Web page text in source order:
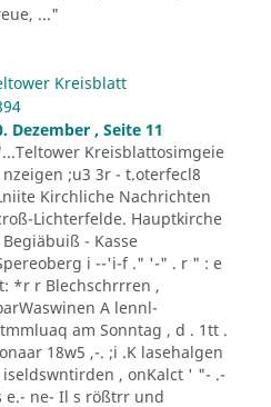
..."
Kreisblatt
Dezember , Seite 11
Kreisblattosimgeie
nzeigen ;u3 3r - t.oterfecl8
Kirchliche Nachrichten
Lichterfelde. Hauptkirche
Begiäbuiß - Kasse
i --'i-f ." '-" . r " : e
*r r Blechschrrren ,
A lennl-
am Sonntag , d . 1tt .
18w5 ,-. ;i .K lasehalgen
iseldswntirden , onKalct ' "- .-
e.- ne- Il s rößtrr und